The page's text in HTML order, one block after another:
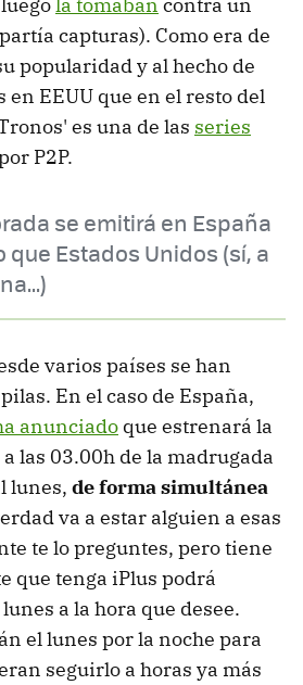
capturas). Como era de
popularidad y al hecho de
en EEUU que en el resto del
es una de las series
P2P.
se emitirá en España
Estados Unidos (sí, a
varios países se han
En el caso de España,
anunciado que estrenará la
las 03.00h de la madrugada
lunes, de forma simultánea
va a estar alguien a esas
te lo preguntes, pero tiene
que tenga iPlus podrá
a la hora que desee.
el lunes por la noche para
seguirlo a horas ya más